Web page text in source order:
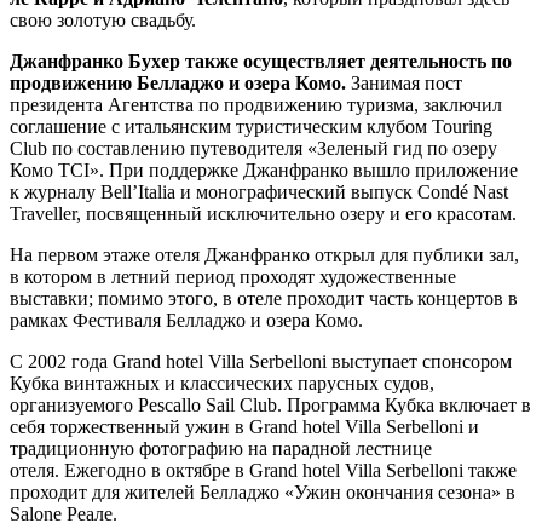
свою золотую свадьбу.
Джанфранко Бухер также осуществляет деятельность по
продвижению Белладжо и озера Комо. Занимая пост
президента Агентства по продвижению туризма, заключил
соглашение с итальянским туристическим клубом Touring
Club по составлению путеводителя «Зеленый гид по озеру
Комо TCI». При поддержке Джанфранко вышло приложение
к журналу Bell’Italia и монографический выпуск Condé Nast
Traveller, посвященный исключительно озеру и его красотам.
На первом этаже отеля Джанфранко открыл для публики зал,
в котором в летний период проходят художественные
выставки; помимо этого, в отеле проходит часть концертов в
рамках Фестиваля Белладжо и озера Комо.
С 2002 года Grand hotel Villa Serbelloni выступает спонсором
Кубка винтажных и классических парусных судов,
организуемого Pescallo Sail Club. Программа Кубка включает в
себя торжественный ужин в Grand hotel Villa Serbelloni и
традиционную фотографию на парадной лестнице
отеля. Ежегодно в октябре в Grand hotel Villa Serbelloni также
проходит для жителей Белладжо «Ужин окончания сезона» в
Salone Реале.